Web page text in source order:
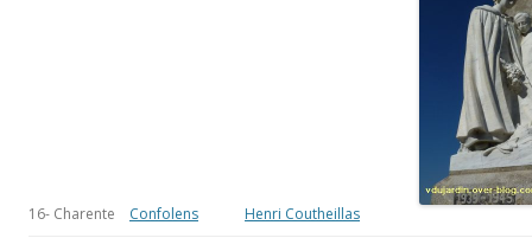
16- Charente Confolens Henri Coutheillas